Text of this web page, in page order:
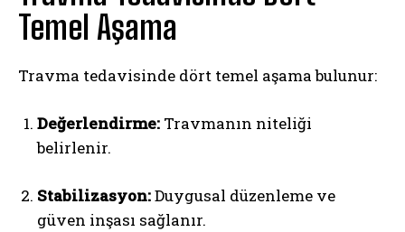
Temel Aşama
Travma tedavisinde dört temel aşama bulunur:
Değerlendirme: Travmanın niteliği
belirlenir.
Stabilizasyon:Duygusal düzenleme ve
güven inşası sağlanır.